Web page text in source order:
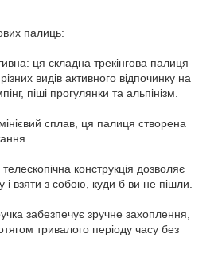
палиць:
ця складна трекінгова палиця
видів активного відпочинку на
піші прогулянки та альпінізм.
сплав, ця палиця створена
конструкція дозволяє
і взяти з собою, куди б ви не пішли.
забезпечує зручне захоплення,
тривалого періоду часу без